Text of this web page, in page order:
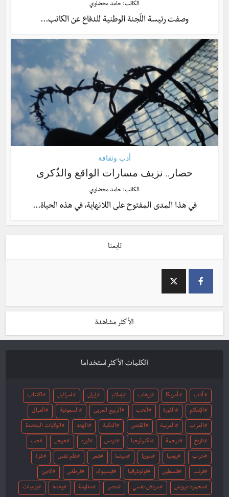
الكاتب: حامد محضاوي
وصفت رئيسة اللّجنة الوطنية للدفاع عن الكاتب...
أدب وثقافة
حصار.. نزيف مسارات الواقع والذّكرى
الكاتب: حامد محضاوي
في هذا المدى المفتوح على اللانهاية، في هذه الحياة...
تابعنا
الأكثر مشاهدة
الكلمات الأكثر استخداما
أدب أمريكا إرهاب إسلام إيران اسرائيل اكتئاب
الإسلام الثورة الحب الربيع العربي السعودية العراق
العرب العربية القدس النكبة الهند الولايات المتحدة
تاريخ ترجمة تكنولوجيا تونس ثورة جوجل حب
حرب روسيا سوريا سينما شعر علم نفس غزة
فرنسا فلسطين فوتوغرافيا فيسبوك قرطاس لاجئ
محمود درويش مريض نفسي مصر مقاومة وحدة يوميات